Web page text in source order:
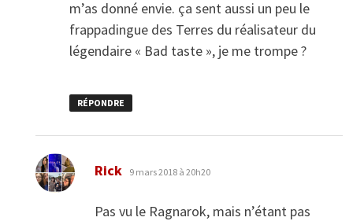
m’as donné envie. ça sent aussi un peu le
frappadingue des Terres du réalisateur du
légendaire « Bad taste », je me trompe ?
RÉPONDRE
Rick dit :
9 mars 2018 à 20h20
Pas vu le Ragnarok, mais n’étant pas